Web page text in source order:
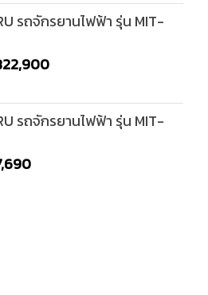
รถจักรยานไฟฟ้า รุ่น MIT-
รถจักรยานไฟฟ้า รุ่น MIT-